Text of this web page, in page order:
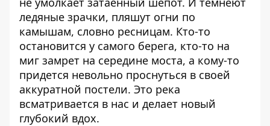
ледяные зрачки, пляшут огни по
камышам, словно ресницам. Кто-то
остановится у самого берега, кто-то на
миг замрет на середине моста, а кому-то
придется невольно проснуться в своей
аккуратной постели. Это река
всматривается в нас и делает новый
глубокий вдох.